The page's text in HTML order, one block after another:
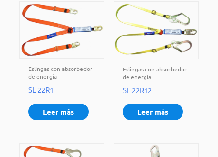
Eslingas con absorbedor
de energía
SL 22R1
Leer más
Eslingas con absorbedor
de energía
SL 22R12
Leer más